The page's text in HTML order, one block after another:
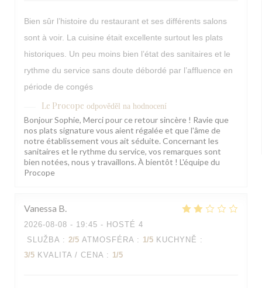
Bien sûr l’histoire du restaurant et ses différents salons
sont à voir. La cuisine était excellente surtout les plats
historiques. Un peu moins bien l’état des sanitaires et le
rythme du service sans doute débordé par l’affluence en
période de congés
Le Procope odpověděl na hodnocení
Bonjour Sophie, Merci pour ce retour sincère ! Ravie que
nos plats signature vous aient régalée et que l'âme de
notre établissement vous ait séduite. Concernant les
sanitaires et le rythme du service, vos remarques sont
bien notées, nous y travaillons. À bientôt ! L'équipe du
Procope
Vanessa B
2026-08-08 - 19:45 - HOSTÉ 4
SLUŽBA : 2/5 ATMOSFÉRA : 1/5 KUCHYNĚ :
3/5 KVALITA / CENA : 1/5